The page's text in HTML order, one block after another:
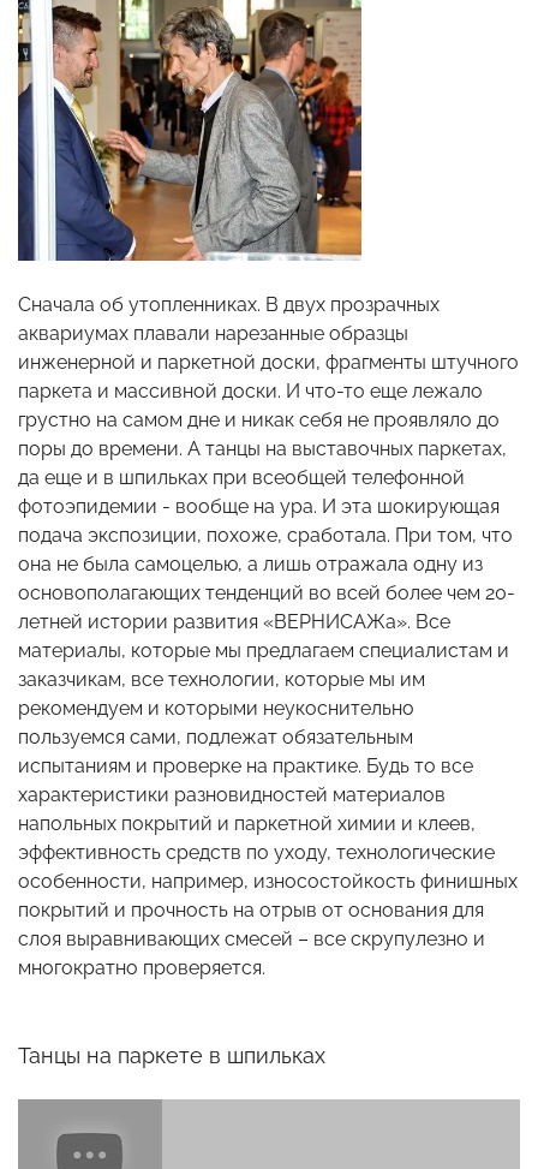
Сначала об утопленниках. В двух прозрачных
аквариумах плавали нарезанные образцы
инженерной и паркетной доски, фрагменты штучного
паркета и массивной доски. И что-то еще лежало
грустно на самом дне и никак себя не проявляло до
поры до времени. А танцы на выставочных паркетах,
да еще и в шпильках при всеобщей телефонной
фотоэпидемии - вообще на ура. И эта шокирующая
подача экспозиции, похоже, сработала. При том, что
она не была самоцелью, а лишь отражала одну из
основополагающих тенденций во всей более чем 20-
летней истории развития «ВЕРНИСАЖа». Все
материалы, которые мы предлагаем специалистам и
заказчикам, все технологии, которые мы им
рекомендуем и которыми неукоснительно
пользуемся сами, подлежат обязательным
испытаниям и проверке на практике. Будь то все
характеристики разновидностей материалов
напольных покрытий и паркетной химии и клеев,
эффективность средств по уходу, технологические
особенности, например, износостойкость финишных
покрытий и прочность на отрыв от основания для
слоя выравнивающих смесей – все скрупулезно и
многократно проверяется.
Танцы на паркете в шпильках